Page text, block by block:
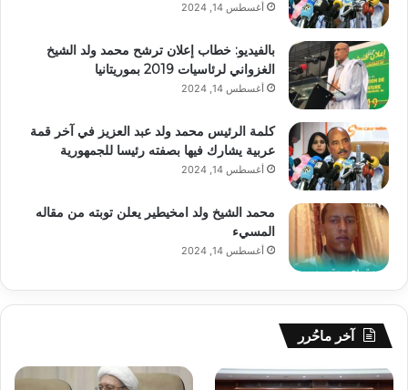
أغسطس 14, 2024
بالفيديو: خطاب إعلان ترشح محمد ولد الشيخ
الغزواني لرئاسيات 2019 بموريتانيا
أغسطس 14, 2024
كلمة الرئيس محمد ولد عبد العزيز في آخر قمة
عربية يشارك فيها بصفته رئيسا للجمهورية
أغسطس 14, 2024
محمد الشيخ ولد امخيطير يعلن توبته من مقاله
المسيء
أغسطس 14, 2024
آخر ماحُرر